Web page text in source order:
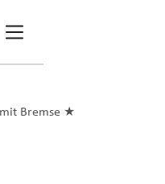
mit Bremse ★